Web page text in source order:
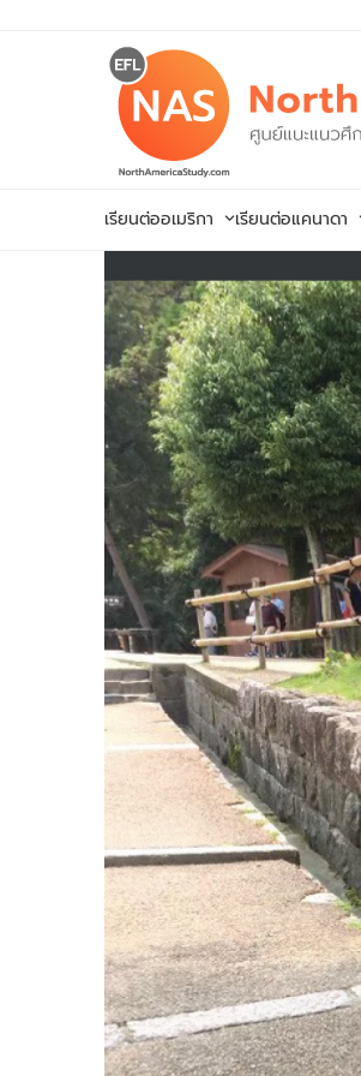
เรียนต่ออเมริกา เรียนต่อแคนาดา